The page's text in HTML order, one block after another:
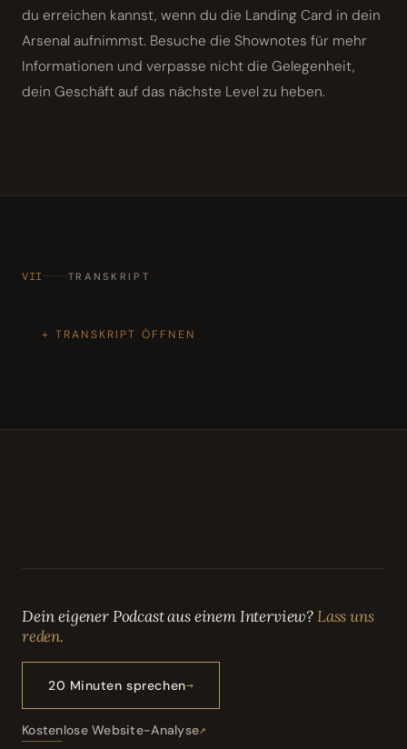
du erreichen kannst, wenn du die Landing Card in dein
Arsenal aufnimmst. Besuche die Shownotes für mehr
Informationen und verpasse nicht die Gelegenheit,
dein Geschäft auf das nächste Level zu heben.
VII TRANSKRIPT
TRANSKRIPT ÖFFNEN
Dein eigener Podcast aus einem Interview?Lass uns
reden.
20 Minuten sprechen
Kostenlose Website-Analyse